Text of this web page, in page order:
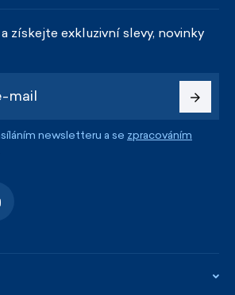
získejte exkluzivní slevy, novinky
newsletteru a se zpracováním